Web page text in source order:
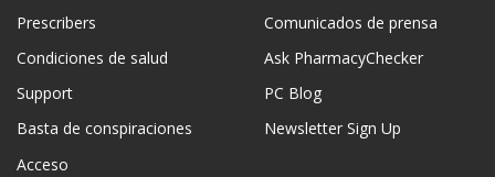
Prescribers
Condiciones de salud
Support
Basta de conspiraciones
Acceso
Comunicados de prensa
Ask PharmacyChecker
PC Blog
Newsletter Sign Up